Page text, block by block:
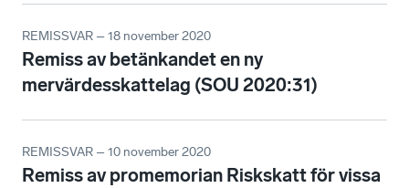
REMISSVAR – 18 november 2020
Remiss av betänkandet en ny
mervärdesskattelag (SOU 2020:31)
REMISSVAR – 10 november 2020
Remiss av promemorian Riskskatt för vissa